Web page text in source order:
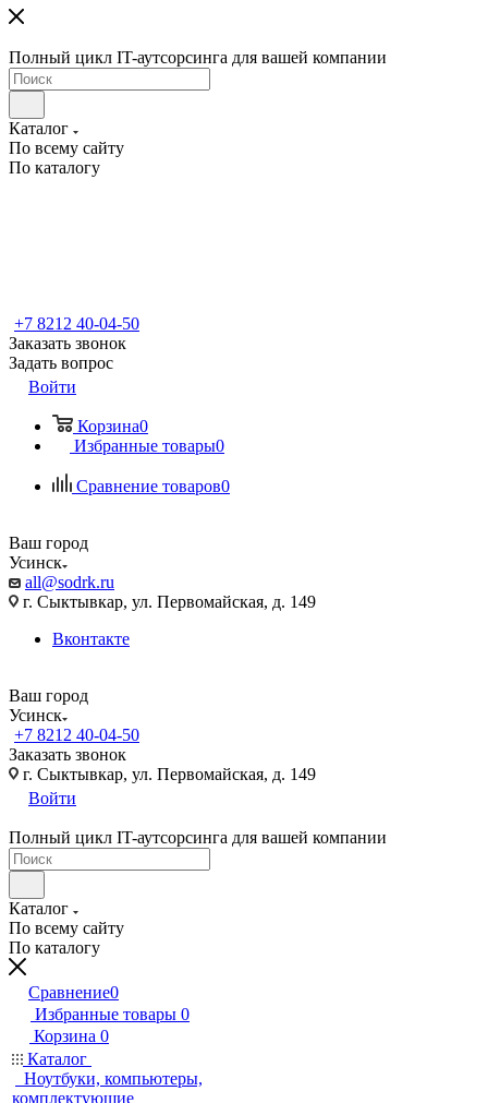
Полный цикл IT-аутсорсинга для вашей компании
Каталог
По всему сайту
По каталогу
+7 8212 40-04-50
Заказать звонок
Задать вопрос
Войти
Корзина0
Избранные товары0
Сравнение товаров0
Ваш город
Усинск
all@sodrk.ru
г. Сыктывкар, ул. Первомайская, д. 149
Вконтакте
Ваш город
Усинск
+7 8212 40-04-50
Заказать звонок
г. Сыктывкар, ул. Первомайская, д. 149
Войти
Полный цикл IT-аутсорсинга для вашей компании
Каталог
По всему сайту
По каталогу
Сравнение0
Избранные товары 0
Корзина 0
Каталог
Ноутбуки, компьютеры,
комплектующие